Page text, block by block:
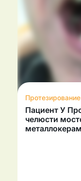
Протезирование
Пациент У
челюсти